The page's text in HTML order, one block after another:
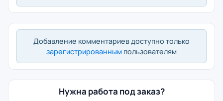
Добавление комментариев доступно только
зарегистрированным пользователям
Нужна работа под заказ?